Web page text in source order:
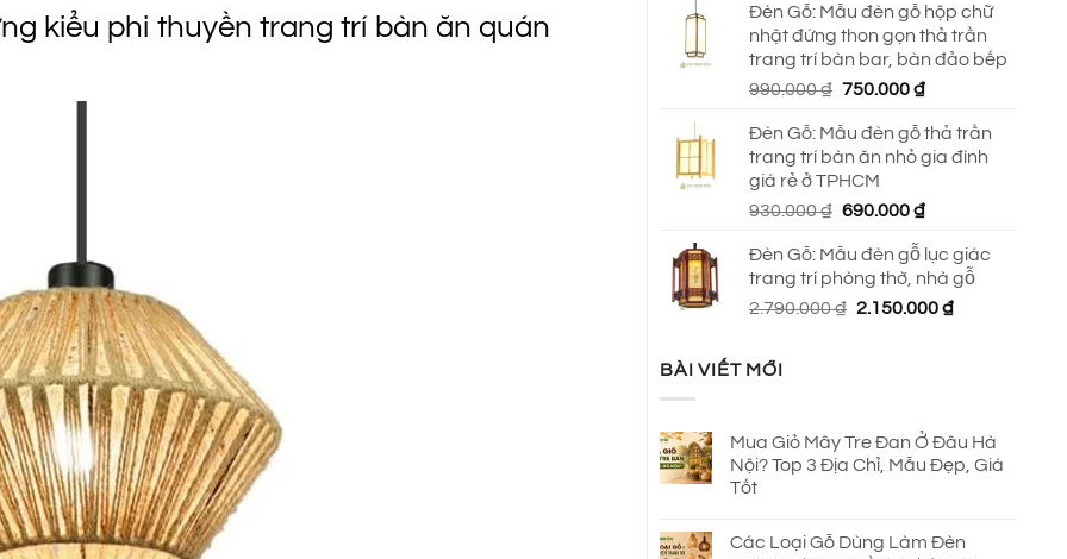
Đèn Gỗ: Mẫu đèn gỗ hộp chữ
nhật đứng thon gọn thả trần
trang trí bàn bar, bàn đảo bếp
990.000₫ Giá
là:
990.000 ₫.
750.000₫Giá
tại
là:
Đèn Gỗ: Mẫu đèn gỗ thả trần
trang trí bàn ăn nhỏ gia đình
giá rẻ ở TPHCM
930.000₫ Giá
là:
930.000 ₫.
690.000₫Giá
tại
là:
690.000 ₫.
Đèn Gỗ: Mẫu đèn gỗ lục giác
trang trí phòng thờ, nhà gỗ
2.790.000₫ Giá
2.150.000₫Giá
BÀI VIẾT MỚI
Mua Giỏ Mây Tre Đan Ở Đâu Hà
Nội? Top 3 Địa Chỉ, Mẫu Đẹp, Giá
Tốt
Các Loại Gỗ Dùng Làm Đèn
kiểu phi thuyền trang trí bàn ăn quán